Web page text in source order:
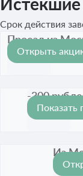
Срок действия
Проезд из
Срок акции
Открыть
300 ₽
-300
Срок
Показать
Из